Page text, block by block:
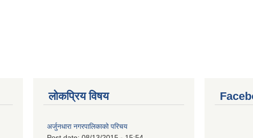
लोकप्रिय विषय
अर्जुनधारा नगरपालिकाको परिचय